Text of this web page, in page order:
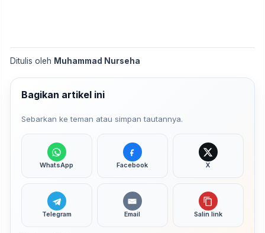
Ditulis oleh Muhammad Nurseha
Bagikan artikel ini
Sebarkan ke teman atau simpan tautannya.
WhatsApp Facebook X
Telegram Email Salin link